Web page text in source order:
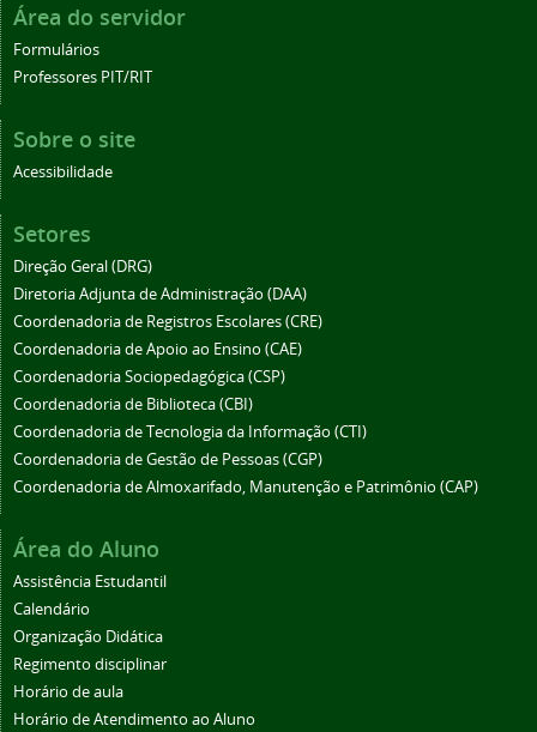
Área do servidor
Formulários
Professores PIT/RIT
Sobre o site
Acessibilidade
Setores
Direção Geral (DRG)
Diretoria Adjunta de Administração (DAA)
Coordenadoria de Registros Escolares (CRE)
Coordenadoria de Apoio ao Ensino (CAE)
Coordenadoria Sociopedagógica (CSP)
Coordenadoria de Biblioteca (CBI)
Coordenadoria de Tecnologia da Informação (CTI)
Coordenadoria de Gestão de Pessoas (CGP)
Coordenadoria de Almoxarifado, Manutenção e Patrimônio (CAP)
Área do Aluno
Assistência Estudantil
Calendário
Organização Didática
Regimento disciplinar
Horário de aula
Horário de Atendimento ao Aluno